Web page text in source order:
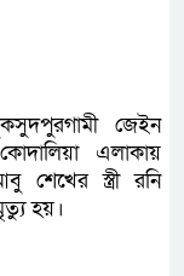
জেইন
এলাকায়
শেখের স্ত্রী রনি
হয়।